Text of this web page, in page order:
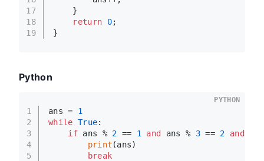
17
18
19
    }
return
0;
}
Python
1
2
3
4
5
ans = 1
while True:
if ans % 2 == 1 and ans % 3 == 2 and
print (ans)
break
PYTHON